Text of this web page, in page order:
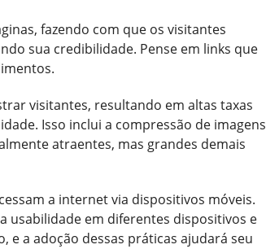
fazendo com que os visitantes
sua credibilidade. Pense em links que
visitantes, resultando em altas taxas
Isso inclui a compressão de imagens
atraentes, mas grandes demais
a internet via dispositivos móveis.
usabilidade em diferentes dispositivos e
a adoção dessas práticas ajudará seu